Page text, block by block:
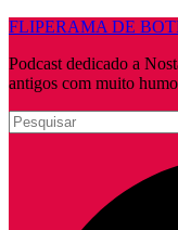
FLIPERAMA DE
Podcast dedicado a
antigos com muito